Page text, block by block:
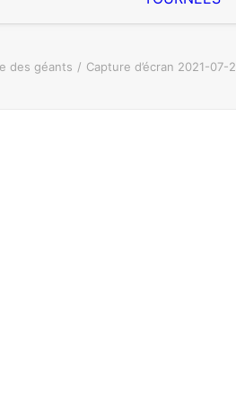
des géants Capture d’écran 2021-07-